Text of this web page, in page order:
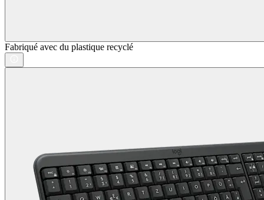
Fabriqué avec du plastique recyclé